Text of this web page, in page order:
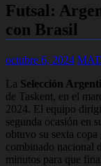
Futsal:
con Brasil
octubre 6, 2024
La Selección
de Taskent, en el
2024. El equipo
segunda ocasión en
obtuvo su sexta
combinado nacional
minutos para que